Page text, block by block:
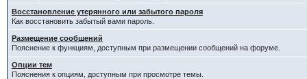
Восстановление утерянного или забытого пароля
Как восстановить забытый вами пароль.
Размещение сообщений
Пояснение к функциям, доступным при размещении сообщений на форуме.
Опции тем
Пояснения к опциям, доступным при просмотре темы.